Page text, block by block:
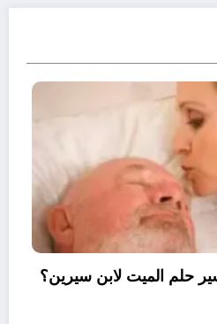
– ما هو تفسير حلم الميت